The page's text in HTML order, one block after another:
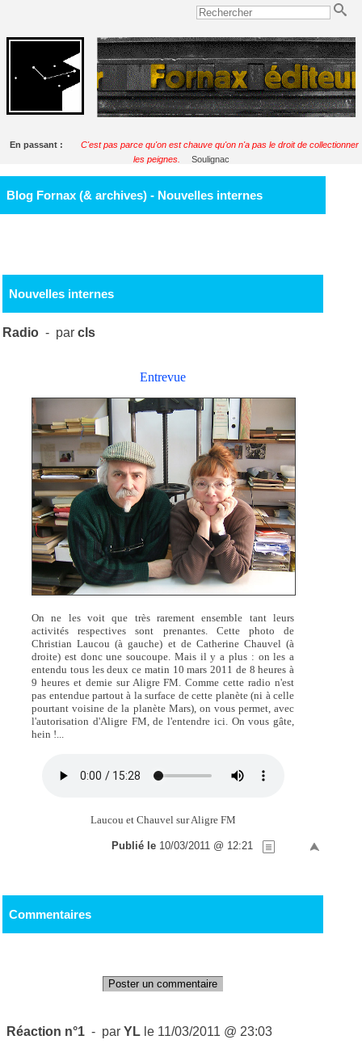
En passant :
C'est pas parce qu'on est chauve qu'on n'a pas le droit de collectionner
les peignes.
Soulignac
Blog Fornax (& archives) - Nouvelles internes
Nouvelles internes
Radio - parcls
Entrevue
On ne les voit que très rarement ensemble tant leurs
activités respectives sont prenantes. Cette photo de
Christian Laucou (à gauche) et de Catherine Chauvel (à
droite) est donc une soucoupe. Mais il y a plus : on les a
entendu tous les deux ce matin 10 mars 2011 de 8 heures à
9 heures et demie sur Aligre FM. Comme cette radio n'est
pas entendue partout à la surface de cette planète (ni à celle
pourtant voisine de la planète Mars), on vous permet, avec
l'autorisation d'Aligre FM, de l'entendre ici. On vous gâte,
hein !...
Laucou et Chauvel sur Aligre FM
Publié le 10/03/2011 @ 12:21
Commentaires
Poster un commentaire
Réaction n°1 - parYL le 11/03/2011 @ 23:03